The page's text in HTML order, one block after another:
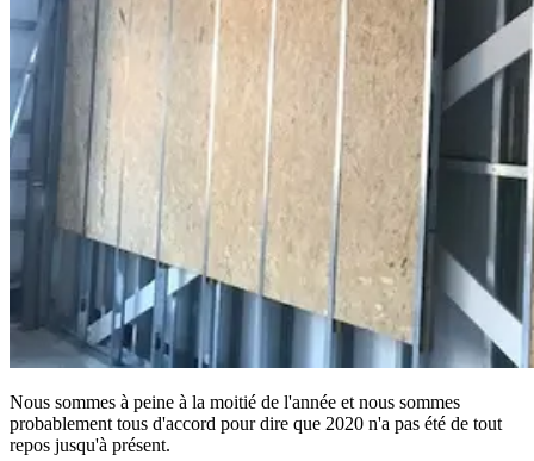
Nous sommes à peine à la moitié de l'année et nous sommes
probablement tous d'accord pour dire que 2020 n'a pas été de tout
repos jusqu'à présent.